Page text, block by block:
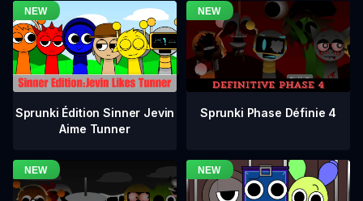
Sprunki Édition Sinner Jevin
Aime Tunner
Sprunki Phase Définie 4